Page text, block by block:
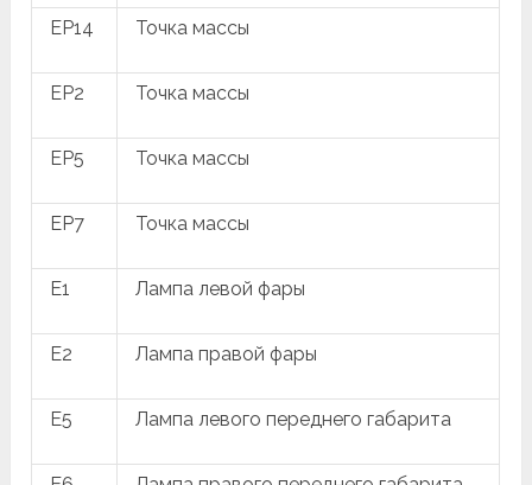
EP14 Точка массы
EP2 Точка массы
EP5 Точка массы
EP7 Точка массы
E1 Лампа левой фары
E2 Лампа правой фары
E5 Лампа левого переднего габарита